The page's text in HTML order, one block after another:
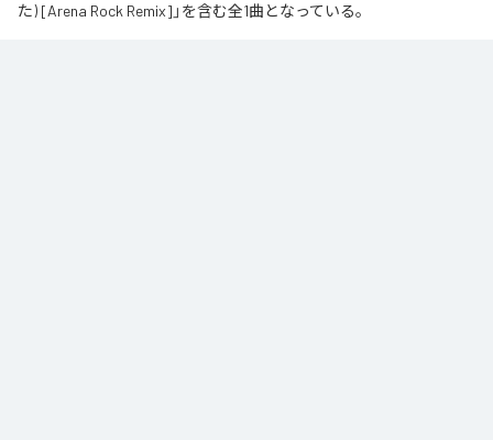
た) [Arena Rock Remix]」を含む全1曲となっている。